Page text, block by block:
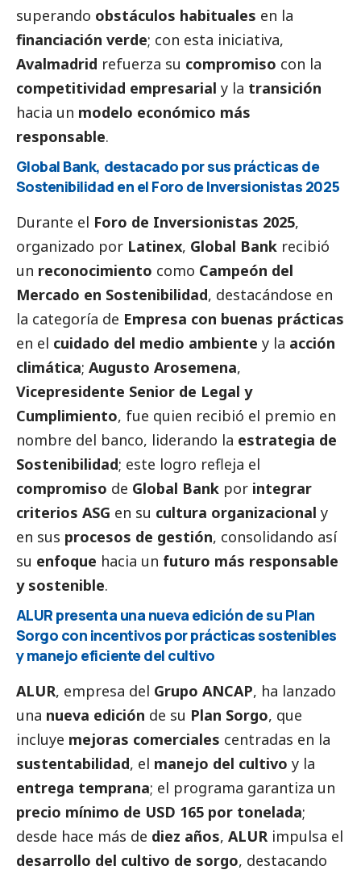
superando obstáculos habituales en la
financiación verde; con esta iniciativa,
Avalmadrid refuerza su compromiso con la
competitividad empresarial y la transición
hacia un modelo económico más
responsable.
Global Bank, destacado por sus prácticas de
Sostenibilidad en el Foro de Inversionistas 2025
Durante el Foro de Inversionistas 2025,
organizado por Latinex, Global Bank recibió
un reconocimiento como Campeón del
Mercado en Sostenibilidad, destacándose en
la categoría de Empresa con buenas prácticas
en el cuidado del medio ambiente y la acción
climática; Augusto Arosemena,
Vicepresidente Senior de Legal y
Cumplimiento, fue quien recibió el premio en
nombre del banco, liderando la estrategia de
Sostenibilidad; este logro refleja el
compromiso de Global Bank por integrar
criterios ASG en su cultura organizacional y
en sus procesos de gestión, consolidando así
su enfoque hacia un futuro más responsable
y sostenible.
ALUR presenta una nueva edición de su Plan
Sorgo con incentivos por prácticas sostenibles
y manejo eficiente del cultivo
ALUR, empresa del Grupo ANCAP, ha lanzado
una nueva edición de su Plan Sorgo, que
incluye mejoras comerciales centradas en la
sustentabilidad, el manejo del cultivo y la
entrega temprana; el programa garantiza un
precio mínimo de USD 165 por tonelada;
desde hace más de diez años, ALUR impulsa el
desarrollo del cultivo de sorgo, destacando